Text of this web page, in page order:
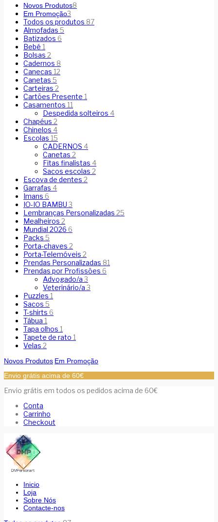
Novos Produtos8
Em Promoção3
Todos os produtos 87
Almofadas 5
Batizados 6
Bebé 1
Bolsas 2
Cadernos 8
Canecas 12
Canetas 5
Carteiras 2
Cartões Presente 1
Casamentos 11
Despedida solteiros 4
Chapéus 2
Chinelos 4
Escolas 15
CADERNOS 4
Canetas 2
Fitas finalistas 4
Sacos escolas 2
Escova de dentes 2
Garrafas 4
Imans 6
IO-IO BAMBU3
Lembranças Personalizadas 25
Mealheiros 2
Mundial 2026 6
Packs 5
Porta-chaves 2
Porta-Telemóveis 2
Prendas Personalizadas 81
Prendas por Profissões 6
Advogado/a3
Veterinário/a3
Puzzles 1
Sacos 5
T-shirts 6
Tábua 1
Tapa olhos 1
Tapete de rato 1
Velas 2
Novos Produtos Em Promoção
Envio grátis acima de 60€
Envio grátis em todos os pedidos acima de 60€
Conta
Carrinho
Checkout
Inicio
Loja
Sobre Nós
Contacte-nos